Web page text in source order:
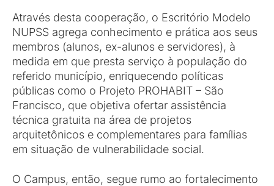
Através desta cooperação, o Escritório Modelo
NUPSS agrega conhecimento e prática aos seus
membros (alunos, ex-alunos e servidores), à
medida em que presta serviço à população do
referido município, enriquecendo políticas
públicas como o Projeto PROHABIT – São
Francisco, que objetiva ofertar assistência
técnica gratuita na área de projetos
arquitetônicos e complementares para famílias
em situação de vulnerabilidade social.
O Campus, então, segue rumo ao fortalecimento